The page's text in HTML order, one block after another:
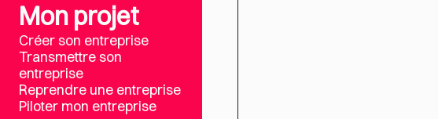
Mon projet
Créer son entreprise
Transmettre son
entreprise
Reprendre une entreprise
Piloter mon entreprise